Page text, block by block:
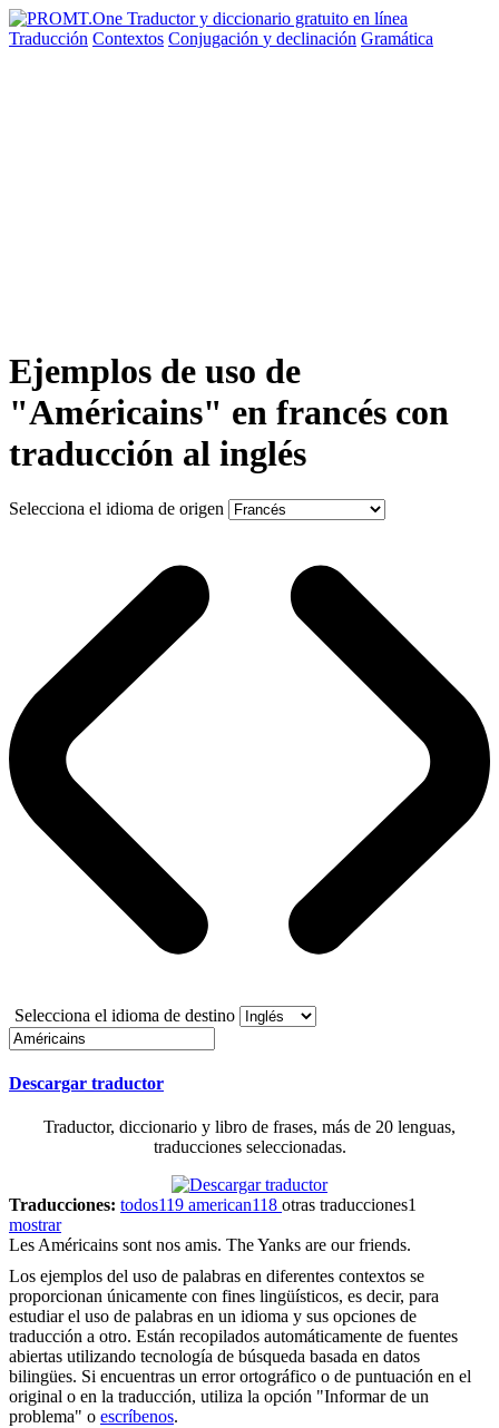
Traducción Contextos Conjugación y declinación Gramática
Ejemplos de uso de
"Américains" en francés con
traducción al inglés
Selecciona el idioma de origen
Selecciona el idioma de destino
Descargar traductor
Traductor, diccionario y libro de frases, más de 20 lenguas,
traducciones seleccionadas.
Traducciones: todos119 american118 otras traducciones1
mostrar
LesAméricains sont nos amis. The Yanks are our friends.
Los ejemplos del uso de palabras en diferentes contextos se
proporcionan únicamente con fines lingüísticos, es decir, para
estudiar el uso de palabras en un idioma y sus opciones de
traducción a otro. Están recopilados automáticamente de fuentes
abiertas utilizando tecnología de búsqueda basada en datos
bilingües. Si encuentras un error ortográfico o de puntuación en el
original o en la traducción, utiliza la opción "Informar de un
problema" o escríbenos.